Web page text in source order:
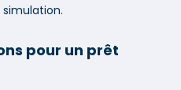
pour un prêt